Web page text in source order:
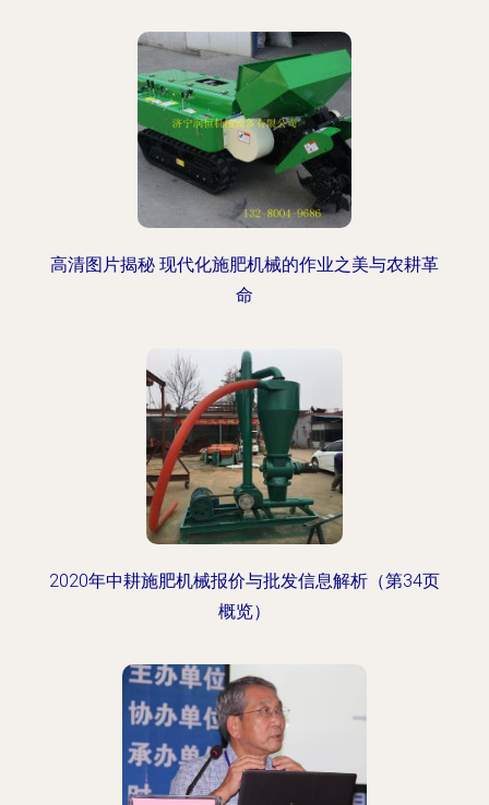
高清图片揭秘 现代化施肥机械的作业之美与农耕革
命
2020年中耕施肥机械报价与批发信息解析（第34页
概览）